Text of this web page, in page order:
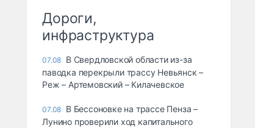
Дороги,
инфраструктура
07.08 В Свердловской области из-за
паводка перекрыли трассу Невьянск –
Реж – Артемовский – Килачевское
07.08 В Бессоновке на трассе Пенза –
Лунино проверили ход капитального